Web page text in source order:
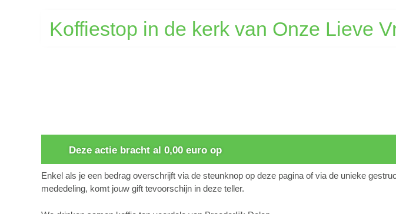
Koffiestop in de kerk van Onze Lieve
Deze actie bracht al 0,00 euro op
Enkel als je een bedrag overschrijft via de steunknop op deze pagina of via de unieke
mededeling, komt jouw gift tevoorschijn in deze teller.